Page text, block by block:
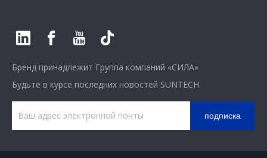
Бренд принадлежит Группа компаний «СИЛА»
Будьте в курсе последних новостей SUNTECH.
подписка